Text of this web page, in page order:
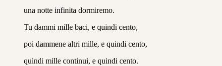
una notte infinita dormiremo.
Tu dammi mille baci, e quindi cento,
poi dammene altri mille, e quindi cento,
quindi mille continui, e quindi cento.